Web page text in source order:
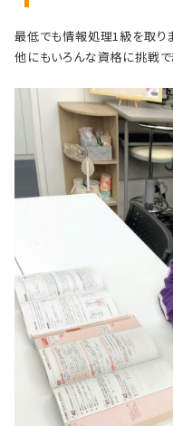
最低でも情報処理1級を取り
他にもいろんな資格に挑戦で